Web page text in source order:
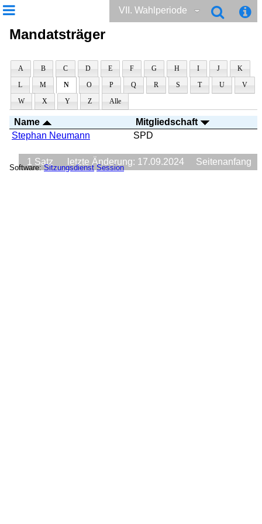
VII. Wahlperiode
Mandatsträger
A B C D E F G H I J
K
L
M N O P Q R S T U
V
W
X Y Z Alle
Name
Mitgliedschaft
Stephan Neumann
SPD
1 Satz letzte Änderung: 17.09.2024 Seitenanfang
Software:Sitzungsdienst Session